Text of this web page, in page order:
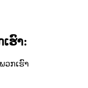
ຮົາ:
ວກເຮົາ